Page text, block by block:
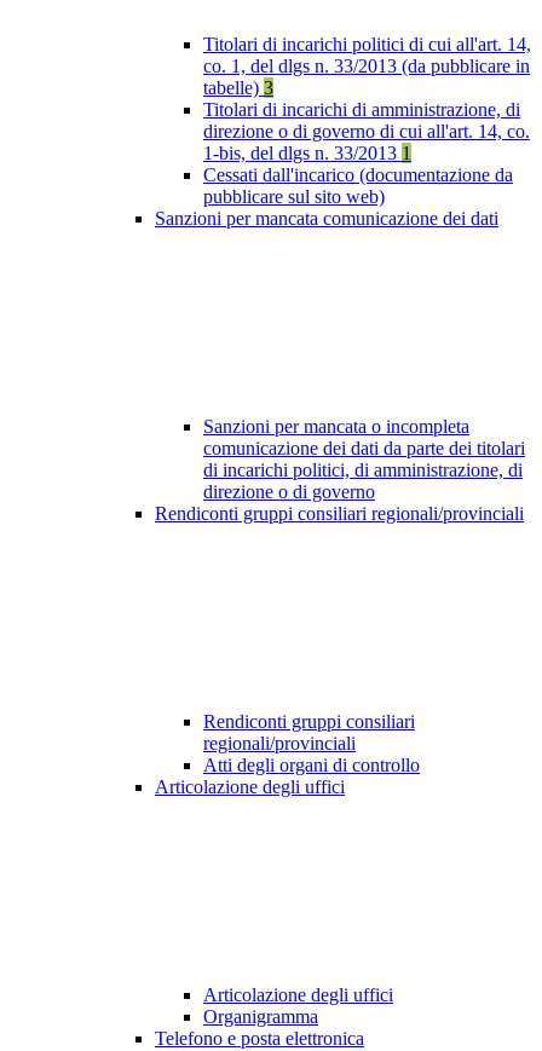
Titolari di incarichi politici di cui all'art. 14,
co. 1, del dlgs n. 33/2013 (da pubblicare in
tabelle) 3
Titolari di incarichi di amministrazione, di
direzione o di governo di cui all'art. 14, co.
1-bis, del dlgs n. 33/2013 1
Cessati dall'incarico (documentazione da
pubblicare sul sito web)
Sanzioni per mancata comunicazione dei dati
Sanzioni per mancata o incompleta
comunicazione dei dati da parte dei titolari
di incarichi politici, di amministrazione, di
direzione o di governo
Rendiconti gruppi consiliari regionali/provinciali
Rendiconti gruppi consiliari
regionali/provinciali
Atti degli organi di controllo
Articolazione degli uffici
Articolazione degli uffici
Organigramma
Telefono e posta elettronica